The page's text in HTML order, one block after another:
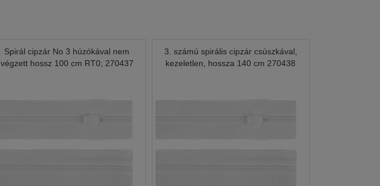
Spirál cipzár No 3 húzókával nem
végzett hossz 100 cm RT0; 270437
3. számú spirális cipzár csúszkával,
kezeletlen, hossza 140 cm 270438